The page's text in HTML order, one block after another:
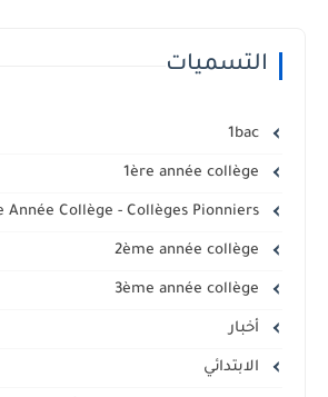
التسميات
1bac
1ère Année Collège - Collèges Pionniers
أخبار
الابتدائي